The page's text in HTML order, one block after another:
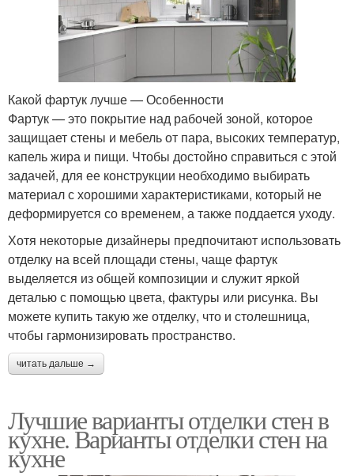
Какой фартук лучше — Особенности
Фартук — это покрытие над рабочей зоной, которое
защищает стены и мебель от пара, высоких температур,
капель жира и пищи. Чтобы достойно справиться с этой
задачей, для ее конструкции необходимо выбирать
материал с хорошими характеристиками, который не
деформируется со временем, а также поддается уходу.
Хотя некоторые дизайнеры предпочитают использовать
отделку на всей площади стены, чаще фартук
выделяется из общей композиции и служит яркой
деталью с помощью цвета, фактуры или рисунка. Вы
можете купить такую ​​же отделку, что и столешница,
чтобы гармонизировать пространство.
читать дальше →
Лучшие варианты отделки стен в
кухне. Варианты отделки стен на
кухне